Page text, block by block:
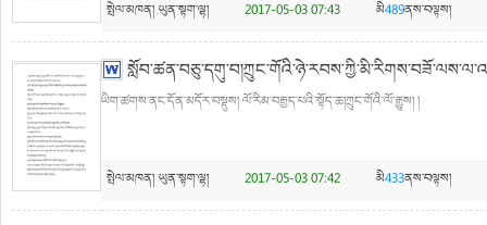
སྤེལ་མཁན། ཡུན་སྟག་ལྷ། 2017-05-03 07:43 མི489ནས་བལྟས།
ཡིག་ཚགས་ནང་དོན་མདོར་བསྡུས། ལོ་རིམ་བརྒྱད་པའི་སྟོད་ཆ།ཀྲུང་གོའི་ལོ་རྒྱུས། །
སྤེལ་མཁན། ཡུན་སྟག་ལྷ། 2017-05-03 07:42 མི433ནས་བལྟས།